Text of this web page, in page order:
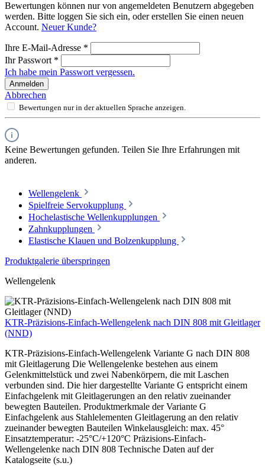
Bewertungen können nur von angemeldeten Benutzern abgegeben
werden. Bitte loggen Sie sich ein, oder erstellen Sie einen neuen
Account. Neuer Kunde?
Ihre E-Mail-Adresse *
Ihr Passwort *
Ich habe mein Passwort vergessen.
Anmelden
Abbrechen
Bewertungen nur in der aktuellen Sprache anzeigen.
Keine Bewertungen gefunden. Teilen Sie Ihre Erfahrungen mit
anderen.
Wellengelenk
Spielfreie Servokupplung
Hochelastische Wellenkupplungen
Zahnkupplungen
Elastische Klauen und Bolzenkupplung
Produktgalerie überspringen
Wellengelenk
KTR-Präzisions-Einfach-Wellengelenk nach DIN 808 mit Gleitlager
(NND)
KTR-Präzisions-Einfach-Wellengelenk Variante G nach DIN 808
mit Gleitlagerung Die Wellengelenke bestehen aus einem
Gelenkmittelstück und zwei Nabenkörpern, die mit Laschen
verbunden sind. Die hier dargestellte Variante G entspricht einem
Einfachgelenk mit Gleitlagerungen an den relativ zueinander
bewegten Bauteilen. Produktmerkmale der Variante G
Einfachgelenk aus Stahlelementen Gleitlagerung an den relativ
zueinander bewegten Bauteilen Winkelausgleich: max. 45°
Einsatztemperatur: -25°C/+120°C Präzisions-Einfach-
Wellengelenke nach DIN 808 Technische Daten auf der
Katalogseite (s.u.)